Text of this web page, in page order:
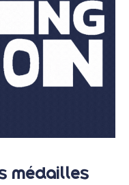
médailles